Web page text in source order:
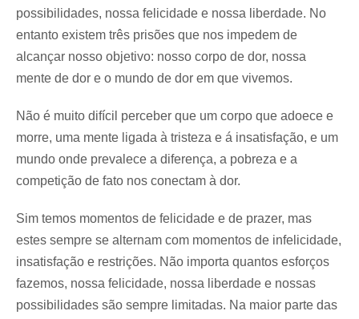
possibilidades, nossa felicidade e nossa liberdade. No
entanto existem três prisões que nos impedem de
alcançar nosso objetivo: nosso corpo de dor, nossa
mente de dor e o mundo de dor em que vivemos.
Não é muito difícil perceber que um corpo que adoece e
morre, uma mente ligada à tristeza e á insatisfação, e um
mundo onde prevalece a diferença, a pobreza e a
competição de fato nos conectam à dor.
Sim temos momentos de felicidade e de prazer, mas
estes sempre se alternam com momentos de infelicidade,
insatisfação e restrições. Não importa quantos esforços
fazemos, nossa felicidade, nossa liberdade e nossas
possibilidades são sempre limitadas. Na maior parte das